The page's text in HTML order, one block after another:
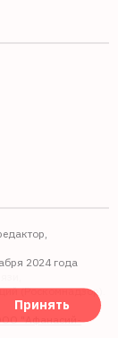
2024 года
(Роскомнадзор).
"Афанасий-
Принять